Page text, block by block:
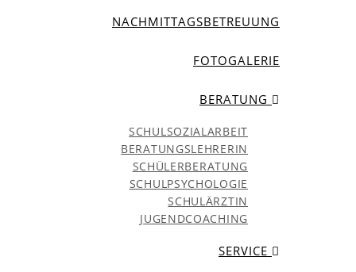
NACHMITTAGSBETREUUNG
FOTOGALERIE
BERATUNG
SCHULSOZIALARBEIT
BERATUNGSLEHRERIN
SCHÜLERBERATUNG
SCHULPSYCHOLOGIE
SCHULÄRZTIN
JUGENDCOACHING
SERVICE